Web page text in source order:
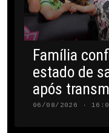
Família
estado de
após
06/08/2026 ·